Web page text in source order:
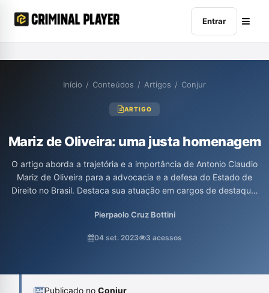
Entrar
Início / Conteúdos / Artigos / Conjur
ARTIGO
Mariz de Oliveira: uma justa homenagem
O artigo aborda a trajetória e a importância de Antonio Claudio
Mariz de Oliveira para a advocacia e a defesa do Estado de
Direito no Brasil. Destaca sua atuação em cargos de destaque,
defensor de garantias constitucionais em tempos desafiadores.
capacidade de inspirar resistência diante de violações
Pierpaolo Cruz Bottini
04 set. 2023 3 acessos
Publicado no Conjur